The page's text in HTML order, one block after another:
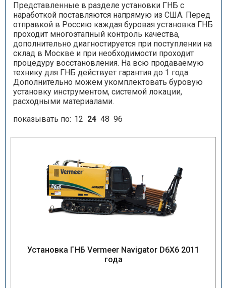
Представленные в разделе установки ГНБ с
наработкой поставляются напрямую из США. Перед
отправкой в Россию каждая буровая установка ГНБ
проходит многоэтапный контроль качества,
дополнительно диагностируется при поступлении на
склад в Москве и при необходимости проходит
процедуру восстановления. На всю продаваемую
технику для ГНБ действует гарантия до 1 года.
Дополнительно можем укомплектовать буровую
установку инструментом, системой локации,
расходными материалами.
показывать по: 12 24 48 96
Установка ГНБ Vermeer Navigator D6X6 2011
года